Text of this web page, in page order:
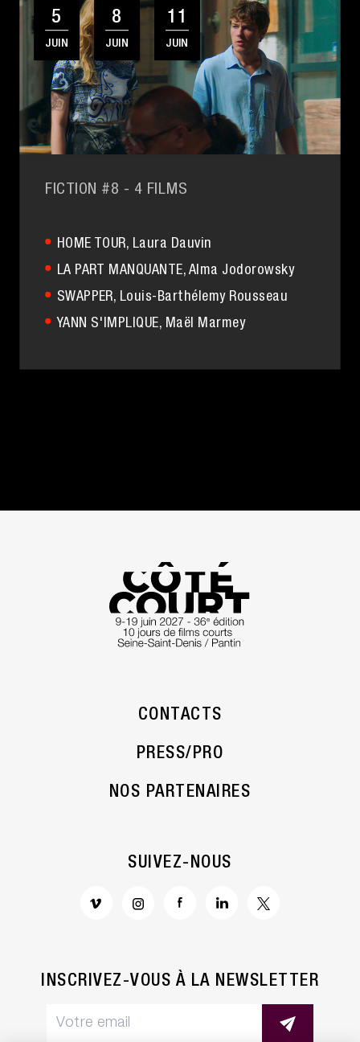
5
JUIN
8
JUIN
11
JUIN
FICTION #8 - 4 FILMS
HOME TOUR, Laura Dauvin
LA PART MANQUANTE, Alma Jodorowsky
SWAPPER, Louis-Barthélemy Rousseau
YANN S'IMPLIQUE, Maël Marmey
CONTACTS
PRESS/PRO
NOS PARTENAIRES
SUIVEZ-NOUS
INSCRIVEZ-VOUS À LA NEWSLETTER